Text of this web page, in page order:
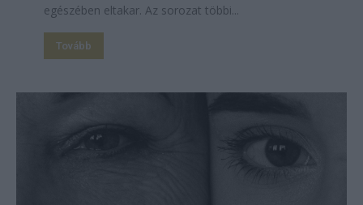
egészében eltakar. Az sorozat többi...
Tovább